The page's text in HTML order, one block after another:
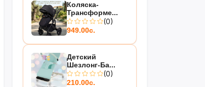
Коляска-
Трансформе...
(0)
949.00с.
Детский
Шезлонг-Ба...
(0)
210.00с.